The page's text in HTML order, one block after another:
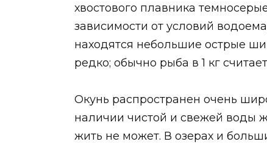
хвостового плавника
зависимости от условий
находятся небольшие острые
редко; обычно рыба в 1 кг
Окунь распространен очень
наличии чистой и свежей воды
жить не может. В озерах и